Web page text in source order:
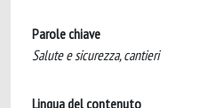
Parole chiave
Salute e sicurezza, cantieri
Lingua del contenuto